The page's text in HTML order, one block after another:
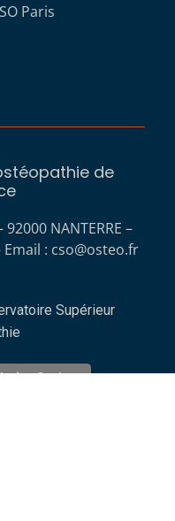
Paris
de
NANTERRE –
: cso@osteo.fr
Supérieur
Carbon